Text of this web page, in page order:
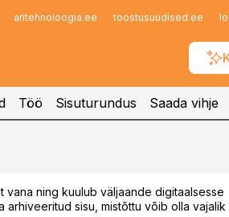
aritehnoloogia.ee toostusuudised.ee
Töö Sisuturundus Saada vihje
vana ning kuulub väljaande digitaalsesse
arhiveeritud sisu, mistõttu võib olla vajalik